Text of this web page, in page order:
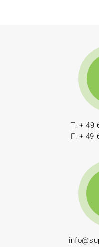
T: + 49
F: + 49